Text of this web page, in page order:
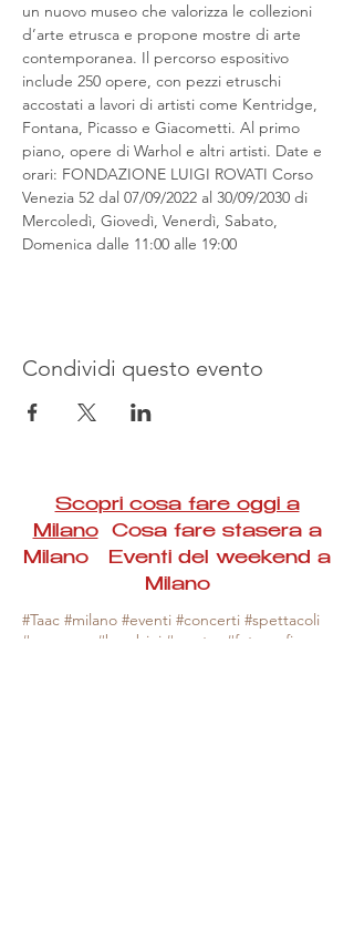
un nuovo museo che valorizza le collezioni
d’arte etrusca e propone mostre di arte
contemporanea. Il percorso espositivo
include 250 opere, con pezzi etruschi
accostati a lavori di artisti come Kentridge,
Fontana, Picasso e Giacometti. Al primo
piano, opere di Warhol e altri artisti. Date e
orari: FONDAZIONE LUIGI ROVATI Corso
Venezia 52 dal 07/09/2022 al 30/09/2030 di
Mercoledì, Giovedì, Venerdì, Sabato,
Domenica dalle 11:00 alle 19:00
Condividi questo evento
Scopri cosa fare oggi a
MilanoCosa fare stasera a
Milano Eventi del weekend a
Milano
#Taac #milano #eventi #concerti #spettacoli
#rassegne #bambini #mostre #fotografia